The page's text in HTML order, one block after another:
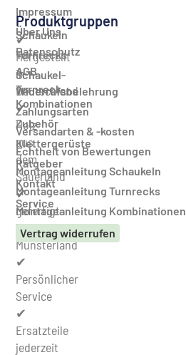
✔
Hergestellt
in
Deutschland
✔
Holz
aus
dem
Sauerland
✔
gefertigt
im
Münsterland
✔
Persönlicher
Service
✔
Ersatzteile
jederzeit
Impressum
Über Uns
Datenschutz
AGB
Widerrufsbelehrung
Zahlungsarten
Versandarten & -kosten
Echtheit von Bewertungen
Montageanleitung Schaukeln
Montageanleitung Turnrecks
Montageanleitung Kombinationen
Vertrag widerrufen
Produktgruppen
Schaukeln
Turnrecks
Schaukel-
Turnreck-
Kombinationen
Zubehör
Klettergerüste
Ratgeber
Kontakt
Service